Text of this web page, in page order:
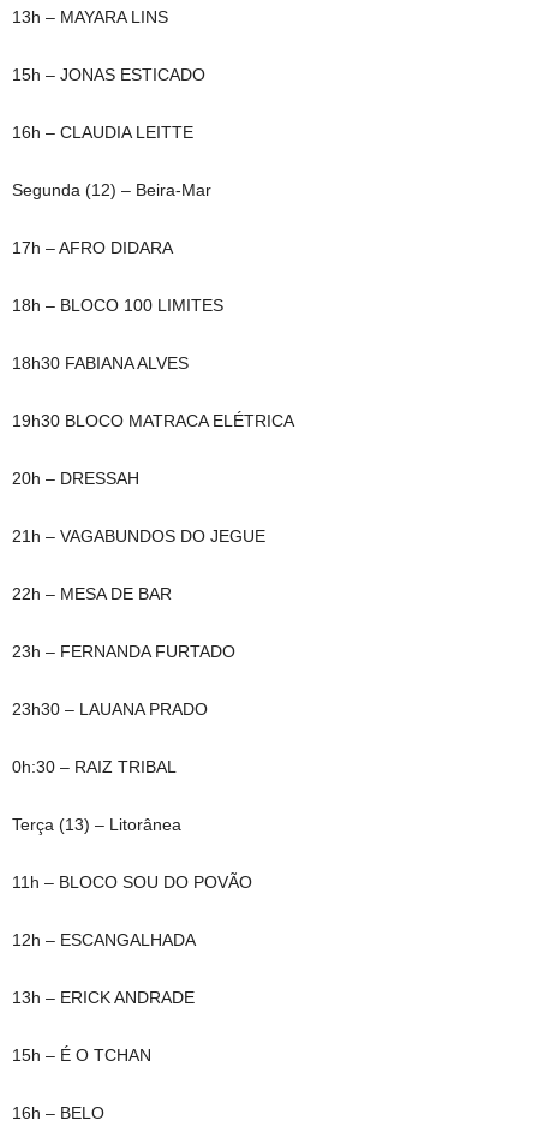
13h – MAYARA LINS
15h – JONAS ESTICADO
16h – CLAUDIA LEITTE
Segunda (12) – Beira-Mar
17h – AFRO DIDARA
18h – BLOCO 100 LIMITES
18h30 FABIANA ALVES
19h30 BLOCO MATRACA ELÉTRICA
20h – DRESSAH
21h – VAGABUNDOS DO JEGUE
22h – MESA DE BAR
23h – FERNANDA FURTADO
23h30 – LAUANA PRADO
0h:30 – RAIZ TRIBAL
Terça (13) – Litorânea
11h – BLOCO SOU DO POVÃO
12h – ESCANGALHADA
13h – ERICK ANDRADE
15h – É O TCHAN
16h – BELO